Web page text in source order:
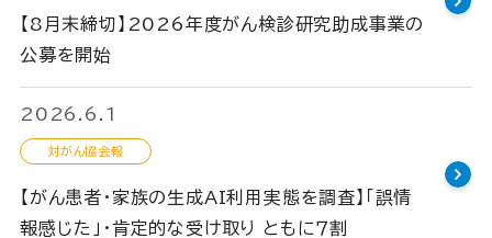
【8月末締切】2026年度がん検診研究助成事業の
公募を開始
2026.6.1
対がん協会報
【がん患者・家族の生成AI利用実態を調査】「誤情
報感じた」・肯定的な受け取り ともに７割